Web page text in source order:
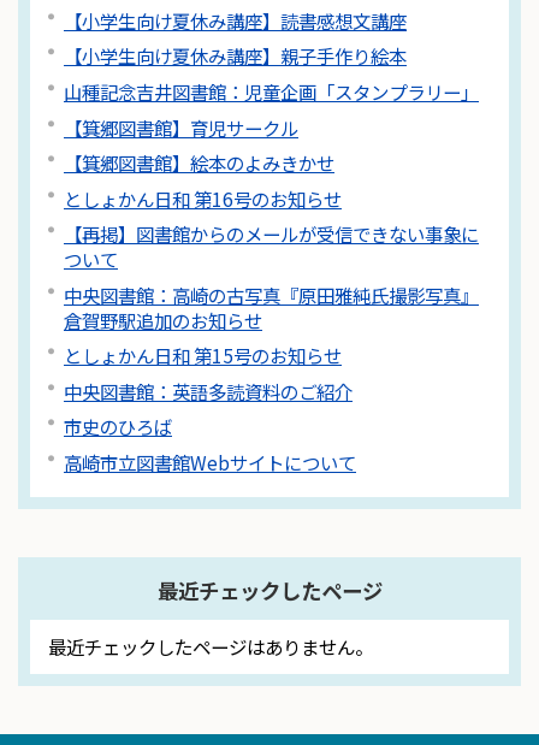
【小学生向け夏休み講座】読書感想文講座
【小学生向け夏休み講座】親子手作り絵本
山種記念吉井図書館：児童企画「スタンプラリー」
【箕郷図書館】育児サークル
【箕郷図書館】絵本のよみきかせ
としょかん日和 第16号のお知らせ
【再掲】図書館からのメールが受信できない事象に
ついて
中央図書館：高崎の古写真『原田雅純氏撮影写真』
倉賀野駅追加のお知らせ
としょかん日和 第15号のお知らせ
中央図書館：英語多読資料のご紹介
市史のひろば
高崎市立図書館Webサイトについて
最近チェックしたページ
最近チェックしたページはありません。